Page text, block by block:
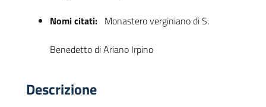
Nomi citati: Monastero verginiano di S.
Benedetto di Ariano Irpino
Descrizione